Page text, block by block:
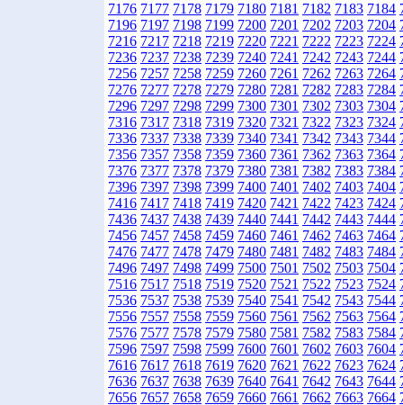
7176 7177 7178 7179 7180 7181 7182 7183 7184
7196 7197 7198 7199 7200 7201 7202 7203 7204
7216 7217 7218 7219 7220 7221 7222 7223 7224
7236 7237 7238 7239 7240 7241 7242 7243 7244
7256 7257 7258 7259 7260 7261 7262 7263 7264
7276 7277 7278 7279 7280 7281 7282 7283 7284
7296 7297 7298 7299 7300 7301 7302 7303 7304
7316 7317 7318 7319 7320 7321 7322 7323 7324
7336 7337 7338 7339 7340 7341 7342 7343 7344
7356 7357 7358 7359 7360 7361 7362 7363 7364
7376 7377 7378 7379 7380 7381 7382 7383 7384
7396 7397 7398 7399 7400 7401 7402 7403 7404
7416 7417 7418 7419 7420 7421 7422 7423 7424
7436 7437 7438 7439 7440 7441 7442 7443 7444
7456 7457 7458 7459 7460 7461 7462 7463 7464
7476 7477 7478 7479 7480 7481 7482 7483 7484
7496 7497 7498 7499 7500 7501 7502 7503 7504
7516 7517 7518 7519 7520 7521 7522 7523 7524
7536 7537 7538 7539 7540 7541 7542 7543 7544
7556 7557 7558 7559 7560 7561 7562 7563 7564
7576 7577 7578 7579 7580 7581 7582 7583 7584
7596 7597 7598 7599 7600 7601 7602 7603 7604
7616 7617 7618 7619 7620 7621 7622 7623 7624
7636 7637 7638 7639 7640 7641 7642 7643 7644
7656 7657 7658 7659 7660 7661 7662 7663 7664